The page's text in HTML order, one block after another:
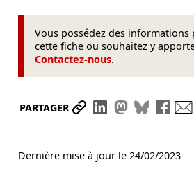
Vous possédez des
cette fiche ou souhaitez y
Contactez-nous.
PARTAGER Partager le lien
Partager sur
Partager
Dernière mise à jour le 24/02/2023